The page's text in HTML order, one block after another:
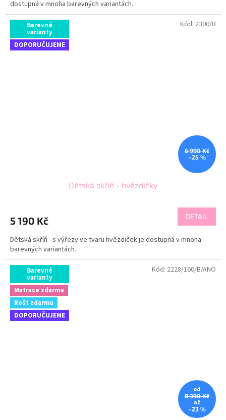
dostupná v mnoha barevných variantách.
Barevné
varianty
DOPORUČUJEME
6 990 Kč
–25 %
Dětská skříň - hvězdičky
5 190 Kč DETAIL
Dětská skříň - s výřezy ve tvaru hvězdiček je dostupná v mnoha
barevných variantách.
Kód: 2300/B
Barevné
varianty
Matrace zdarma
Rošt zdarma
DOPORUČUJEME
od
8 390 Kč
až
–23 %
Kód: 2228/160/B/ANO